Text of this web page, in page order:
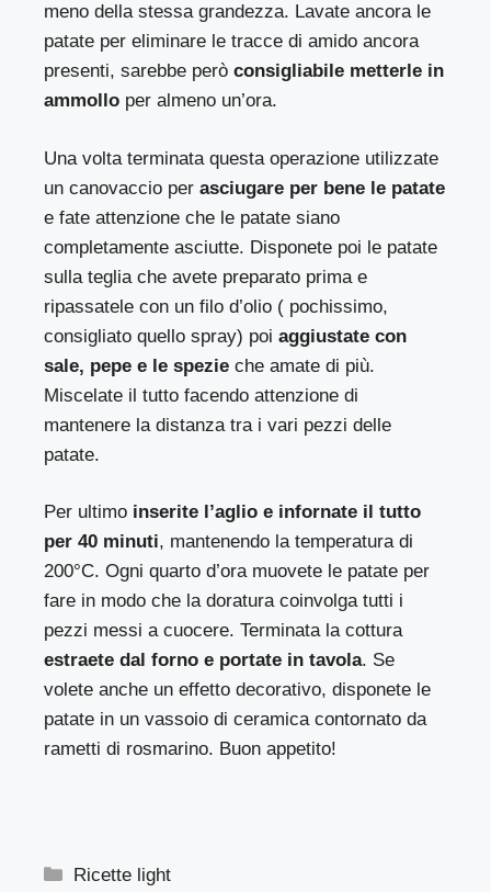
meno della stessa grandezza. Lavate ancora le
patate per eliminare le tracce di amido ancora
presenti, sarebbe però consigliabile metterle in
ammollo per almeno un’ora.
Una volta terminata questa operazione utilizzate
un canovaccio perasciugare per bene le patate
e fate attenzione che le patate siano
completamente asciutte. Disponete poi le patate
sulla teglia che avete preparato prima e
ripassatele con un filo d’olio ( pochissimo,
consigliato quello spray) poiaggiustate con
sale, pepe e le spezie che amate di più.
Miscelate il tutto facendo attenzione di
mantenere la distanza tra i vari pezzi delle
patate.
Per ultimo inserite l’aglio e infornate il tutto
per 40 minuti, mantenendo la temperatura di
200°C. Ogni quarto d’ora muovete le patate per
fare in modo che la doratura coinvolga tutti i
pezzi messi a cuocere. Terminata la cottura
estraete dal forno e portate in tavola. Se
volete anche un effetto decorativo, disponete le
patate in un vassoio di ceramica contornato da
rametti di rosmarino. Buon appetito!
Categorie
Ricette light